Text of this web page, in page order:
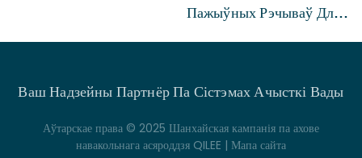
Пажыўных Рэчываў Для
Ваш Надзейны Партнёр Па Сістэмах Ачысткі Вады
Аўтарскае права © 2025 Шанхайская кампанія па ахове
навакольнага асяроддзя QILEE | Мапа сайта